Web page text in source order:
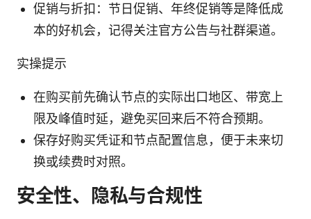
促销与折扣：节日促销、年终促销等是降低成
本的好机会，记得关注官方公告与社群渠道。
实操提示
在购买前先确认节点的实际出口地区、带宽上
限及峰值时延，避免买回来后不符合预期。
保存好购买凭证和节点配置信息，便于未来切
换或续费时对照。
安全性、隐私与合规性